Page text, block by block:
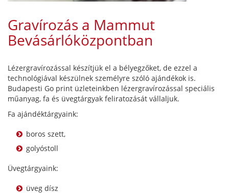
Gravírozás a Mammut
Bevásárlóközpontban
Lézergravírozással készítjük el a bélyegzőket, de ezzel a
technológiával készülnek személyre szóló ajándékok is.
Budapesti Go print üzleteinkben lézergravírozással speciális
műanyag, fa és üvegtárgyak feliratozását vállaljuk.
Fa ajándéktárgyaink:
boros szett,
golyóstoll
Üvegtárgyaink:
üveg dísz